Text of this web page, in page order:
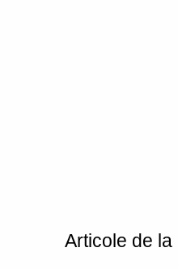
Articole de la